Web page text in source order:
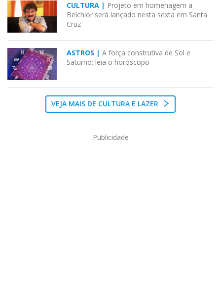
CULTURA | Projeto em homenagem a
Belchior será lançado nesta sexta em Santa
Cruz
ASTROS | A força construtiva de Sol e
Saturno; leia o horóscopo
VEJA MAIS DE CULTURA E LAZER
Publicidade